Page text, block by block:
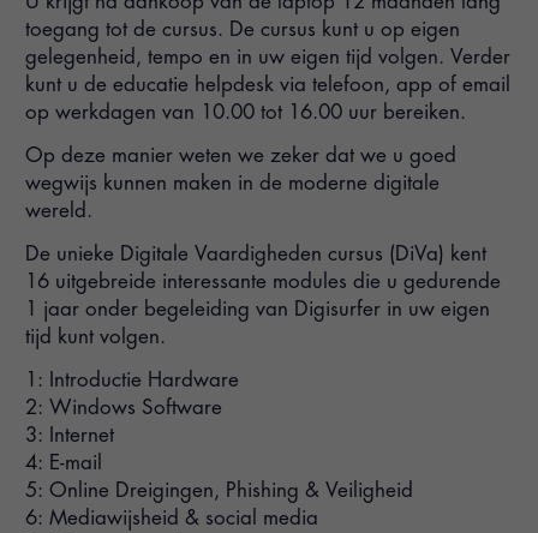
toegang tot de cursus. De cursus kunt u op eigen
gelegenheid, tempo en in uw eigen tijd volgen. Verder
kunt u de educatie helpdesk via telefoon, app of email
op werkdagen van 10.00 tot 16.00 uur bereiken.
Op deze manier weten we zeker dat we u goed
wegwijs kunnen maken in de moderne digitale
wereld.
De unieke Digitale Vaardigheden cursus (DiVa) kent
16 uitgebreide interessante modules die u gedurende
1 jaar onder begeleiding van Digisurfer in uw eigen
tijd kunt volgen.
1: Introductie Hardware
2: Windows Software
3: Internet
4: E-mail
5: Online Dreigingen, Phishing & Veiligheid
6: Mediawijsheid & social media